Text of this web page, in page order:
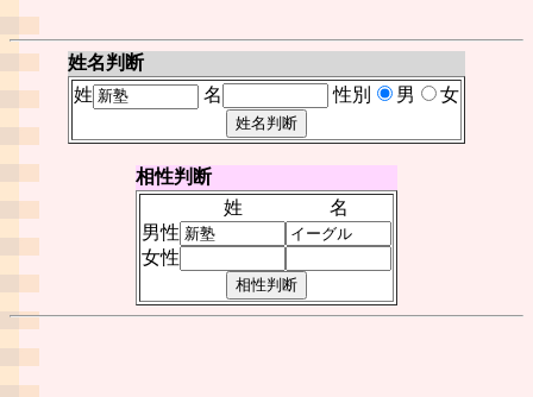
姓名判断
姓
名 性別 男 女
相性判断
姓
名
男性
女性